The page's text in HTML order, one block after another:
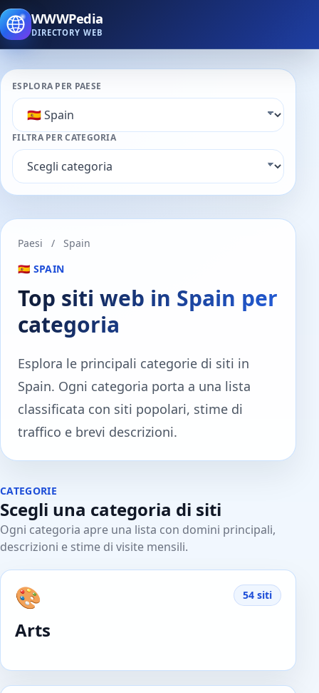
WWWPedia
DIRECTORY WEB
ESPLORA PER PAESE
FILTRA PER CATEGORIA
Paesi /
Spain
🇪🇸 SPAIN
Top siti web in Spain per
categoria
Esplora le principali categorie di siti in
Spain. Ogni categoria porta a una lista
classificata con siti popolari, stime di
traffico e brevi descrizioni.
CATEGORIE
Scegli una categoria di siti
Ogni categoria apre una lista con domini principali,
descrizioni e stime di visite mensili.
🎨
Arts
54 siti